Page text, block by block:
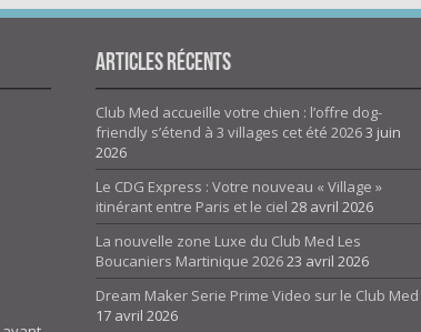
Articles Récents
Club Med accueille votre chien : l’offre dog-
friendly s’étend à 3 villages cet été 20263 juin
2026
Le CDG Express : Votre nouveau « Village »
itinérant entre Paris et le ciel 28 avril 2026
La nouvelle zone Luxe du Club Med Les
Boucaniers Martinique 202623 avril 2026
Dream Maker Serie Prime Video sur le Club Med
17 avril 2026